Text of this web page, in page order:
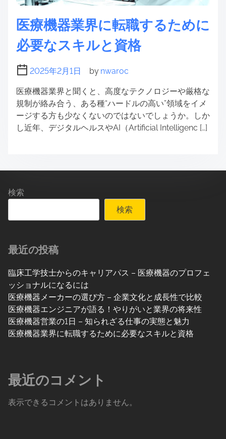
医療機器業界に転職するために
必要なスキルと資格
2025年2月1日 by nwaroc
医療機器業界と聞くと、高度なテクノロジーや厳格な
規制が絡み合う、ある種“ハードルの高い”領域をイメ
ージする方も少なくないのではないでしょうか。しか
し近年、デジタルヘルスやAI（Artificial Intelligenc […]
検索
検索
最近の投稿
臨床工学技士からのキャリアパス – 医療機器のプロフェ
ッショナルになるには
医療機器メーカーの選び方 – 企業文化と成長性で比較
医療機器エンジニアが語る！やりがいと業界の将来性
医療機器営業の1日 – 知られざる仕事の実態と魅力
医療機器業界に転職するために必要なスキルと資格
最近のコメント
表示できるコメントはありません。